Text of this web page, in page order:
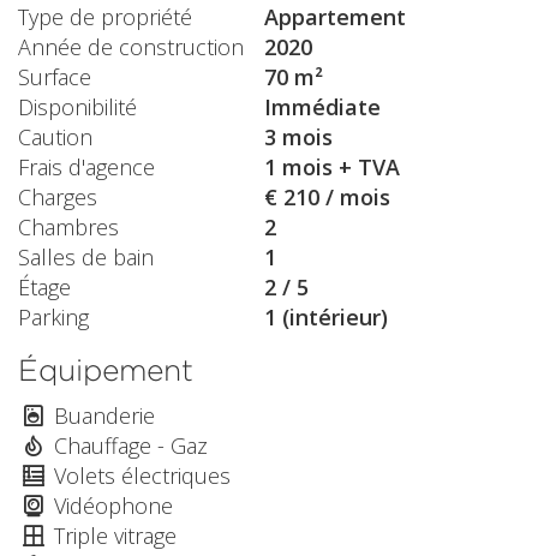
Type de propriété
Appartement
Année de construction
2020
Surface
70 m²
Disponibilité
Immédiate
Caution
3 mois
Frais d'agence
1 mois + TVA
Charges
€ 210 / mois
Chambres
2
Salles de bain
1
Étage
2 / 5
Parking
1 (intérieur)
Équipement
Buanderie
Chauffage - Gaz
Volets électriques
Vidéophone
Triple vitrage